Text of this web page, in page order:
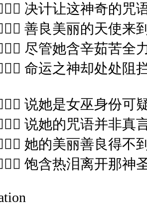
决计让这神奇的咒
善良美丽的天使来
尽管她含辛茹苦全
命运之神却处处阻
说她是女巫身份可
说她的咒语并非真
她的美丽善良得不
饱含热泪离开那神